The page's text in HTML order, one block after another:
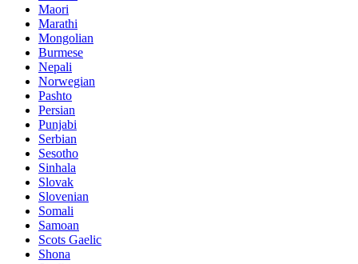
Maori
Marathi
Mongolian
Burmese
Nepali
Norwegian
Pashto
Persian
Punjabi
Serbian
Sesotho
Sinhala
Slovak
Slovenian
Somali
Samoan
Scots Gaelic
Shona